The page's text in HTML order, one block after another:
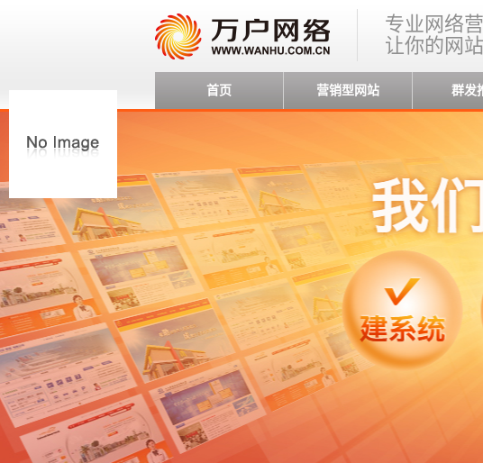
专业网络
让你的网
首页 营销型网站 群发